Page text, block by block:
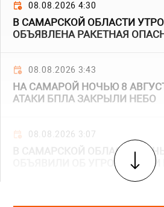
08.08.2026 4:30
В САМАРСКОЙ ОБЛАСТИ
ОБЪЯВЛЕНА РАКЕТНАЯ
08.08.2026 3:43
НА САМАРОЙ НОЧЬЮ 8
АТАКИ БПЛА ЗАКРЫЛИ НЕБО
08.08.2026 3:07
В САМАРСКОЙ ОБЛАСТИ
ОБЪЯВИЛИ ОБ УГРОЗЕ